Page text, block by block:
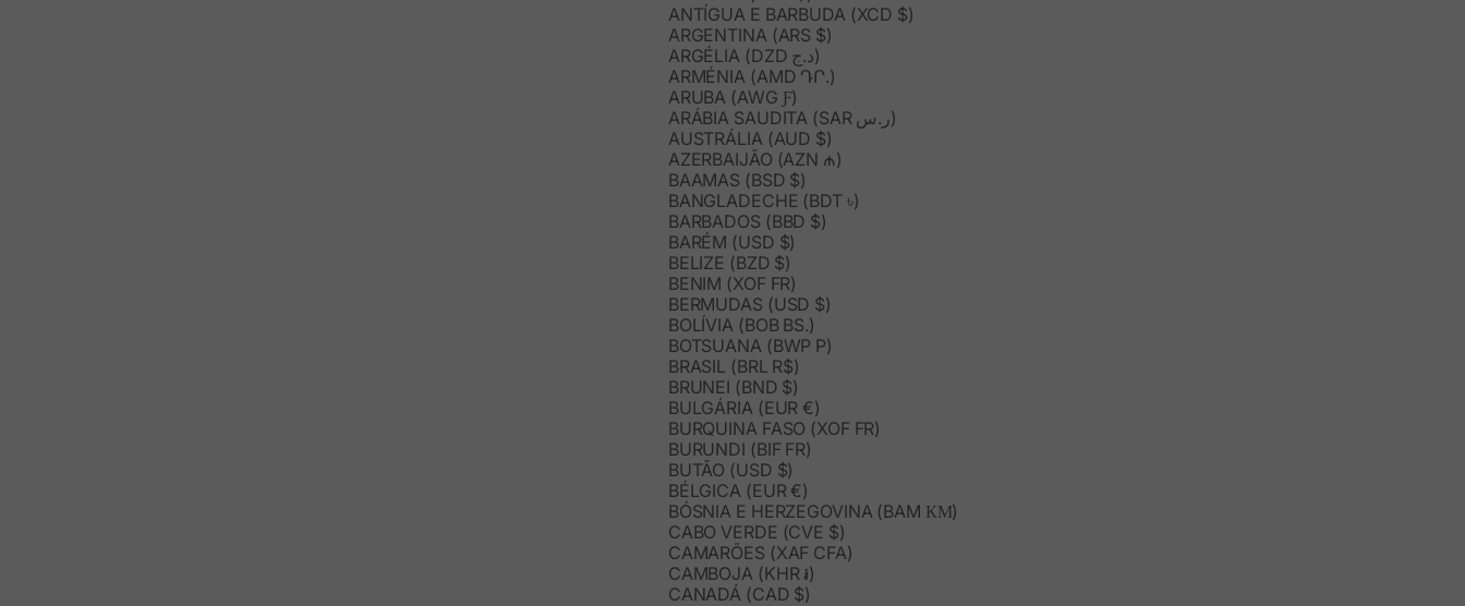
ANTÍGUA E BARBUDA (XCD $)
ARGENTINA (ARS $)
ARGÉLIA (DZD د.ج)
ARMÉNIA (AMD ԴՐ.)
ARUBA (AWG Ƒ)
ARÁBIA SAUDITA (SAR ر.س)
AUSTRÁLIA (AUD $)
AZERBAIJÃO (AZN ₼)
BAAMAS (BSD $)
BANGLADECHE (BDT ৳)
BARBADOS (BBD $)
BARÉM (USD $)
BELIZE (BZD $)
BENIM (XOF FR)
BERMUDAS (USD $)
BOLÍVIA (BOB BS.)
BOTSUANA (BWP P)
BRASIL (BRL R$)
BRUNEI (BND $)
BULGÁRIA (EUR €)
BURQUINA FASO (XOF FR)
BURUNDI (BIF FR)
BUTÃO (USD $)
BÉLGICA (EUR €)
BÓSNIA E HERZEGOVINA (BAM КМ)
CABO VERDE (CVE $)
CAMARÕES (XAF CFA)
CAMBOJA (KHR ៛)
CANADÁ (CAD $)